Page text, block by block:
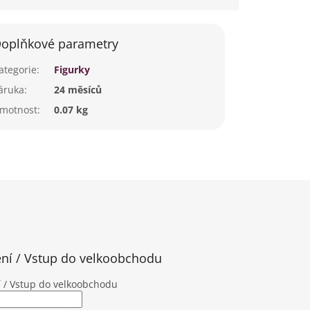
parametry
:
Figurky
:
24 měsíců
: 0.07 kg
/ Vstup do velkoobchodu
/ Vstup do velkoobchodu